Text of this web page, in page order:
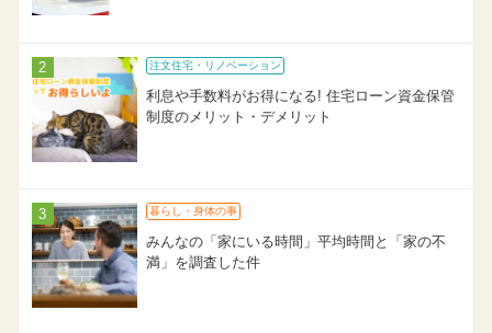
注文住宅・リノベーション
利息や手数料がお得になる! 住宅ローン資金保管
制度のメリット・デメリット
暮らし・身体の事
みんなの「家にいる時間」平均時間と「家の不
満」を調査した件